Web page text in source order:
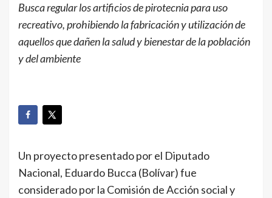
Busca regular los artificios de pirotecnia para uso
recreativo, prohibiendo la fabricación y utilización de
aquellos que dañen la salud y bienestar de la población
y del ambiente
Un proyecto presentado por el Diputado
Nacional, Eduardo Bucca (Bolívar) fue
considerado por la Comisión de Acción social y